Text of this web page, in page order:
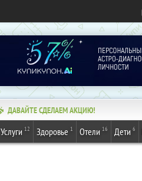
ДАВАЙТЕ СДЕЛАЕМ АКЦИЮ!
Услуги 12 Здоровье 1 Отели 16 Дети 6